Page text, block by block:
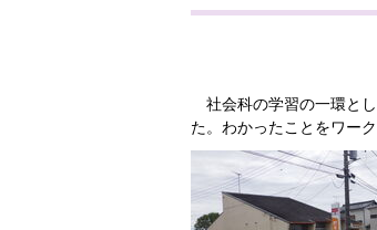
社会科の学習の一環と
た。わかったことをワー